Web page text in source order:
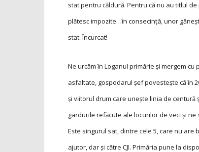
stat pentru căldură. Pentru că nu au titlul
plătesc impozite…în consecinţă, unor
stat. Încurcat!
Ne urcăm în Loganul primărie și mergem
asfaltate, gospodarul șef povestește că în
și viitorul drum care unește linia de
gardurile refăcute ale locurilor de veci și
Este singurul sat, dintre cele 5, care nu
ajutor, dar și către CJI. Primăria pune la